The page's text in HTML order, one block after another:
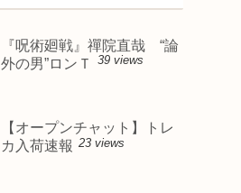
『呪術廻戦』禪院直哉 “論
外の男”ロンＴ
39 views
【オープンチャット】トレ
カ入荷速報 23 views